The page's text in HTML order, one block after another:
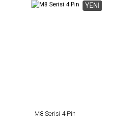
YENİ
M8 Serisi 4 Pin